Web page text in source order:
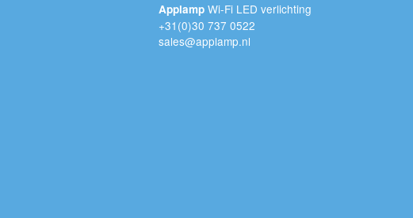
Applamp Wi-Fi LED verlichting
+31(0)30 737 0522
sales@applamp.nl